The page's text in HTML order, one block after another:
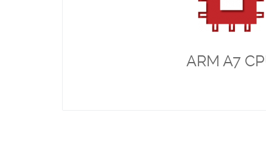
ARM A7
ePick es capaz de calcular ratios de muchos
velocidad, generar alarmas en tiempo real,
eléctrónico de forma